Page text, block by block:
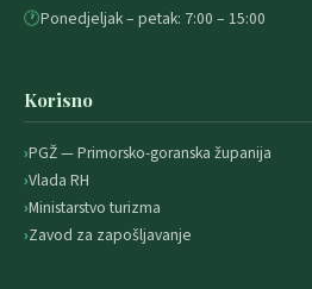
🕐Ponedjeljak – petak: 7:00 – 15:00
Korisno
PGŽ — Primorsko-goranska županija
Vlada RH
Ministarstvo turizma
Zavod za zapošljavanje